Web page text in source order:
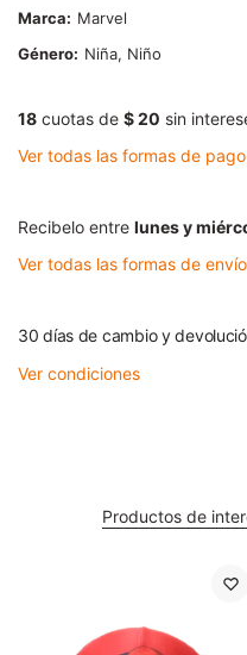
Marca
Marvel
Género
Niña, Niño
18 cuotas de $ 20 sin
Ver todas las formas de pago
Recibelo entre lunes y
Ver todas las formas de
30 días de cambio y
Ver condiciones
Productos de